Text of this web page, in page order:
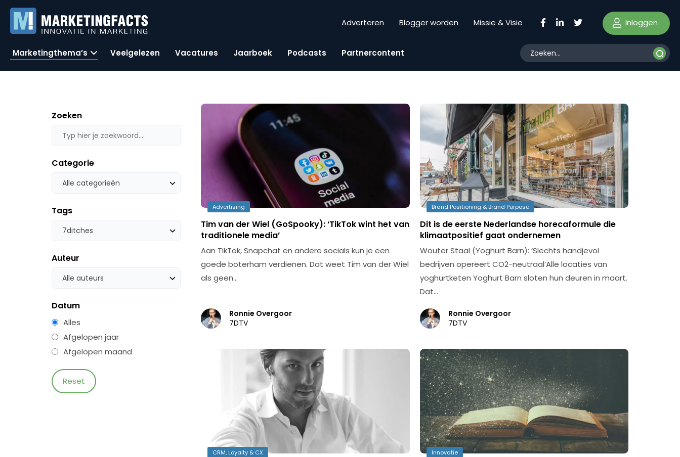
Adverteren Blogger worden Missie & Visie Inloggen
Marketingthema’s Veelgelezen Vacatures Jaarboek Podcasts Partnercontent
Zoeken
Categorie
Alle categorieën
Tags
7ditches
Auteur
Alle auteurs
Datum
Alles
Afgelopen jaar
Afgelopen maand
Advertising
Tim van der Wiel (GoSpooky): ‘TikTok wint het van
traditionele media’
Aan TikTok, Snapchat en andere socials kun je een
goede boterham verdienen. Dat weet Tim van der Wiel
als geen…
Ronnie Overgoor
7DTV
Brand Positioning & Brand Purpose
Dit is de eerste Nederlandse horecaformule die
klimaatpositief gaat ondernemen
Wouter Staal (Yoghurt Barn): ‘Slechts handjevol
bedrijven opereert CO2-neutraal’Alle locaties van
yoghurtketen Yoghurt Barn sloten hun deuren in maart.
Dat…
Ronnie Overgoor
7DTV
CRM, Loyalty & CX Innovatie